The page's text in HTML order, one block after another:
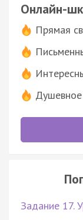
Онлайн-
Прямая
Задание 17.